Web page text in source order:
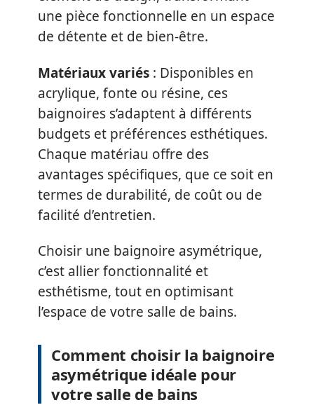
une pièce fonctionnelle en un espace
de détente et de bien-être.
Matériaux variés : Disponibles en
acrylique, fonte ou résine, ces
baignoires s’adaptent à différents
budgets et préférences esthétiques.
Chaque matériau offre des
avantages spécifiques, que ce soit en
termes de durabilité, de coût ou de
facilité d’entretien.
Choisir une baignoire asymétrique,
c’est allier fonctionnalité et
esthétisme, tout en optimisant
l’espace de votre salle de bains.
Comment choisir la baignoire
asymétrique idéale pour
votre salle de bains